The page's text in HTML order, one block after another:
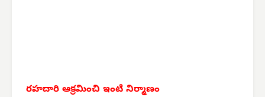
రహదారి ఆక్రమించి ఇంటి నిర్మాణం